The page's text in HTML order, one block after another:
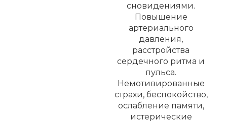
сновидениями.
Повышение
артериального
давления,
расстройства
сердечного ритма и
пульса.
Немотивированные
страхи, беспокойство,
ослабление памяти,
истерические